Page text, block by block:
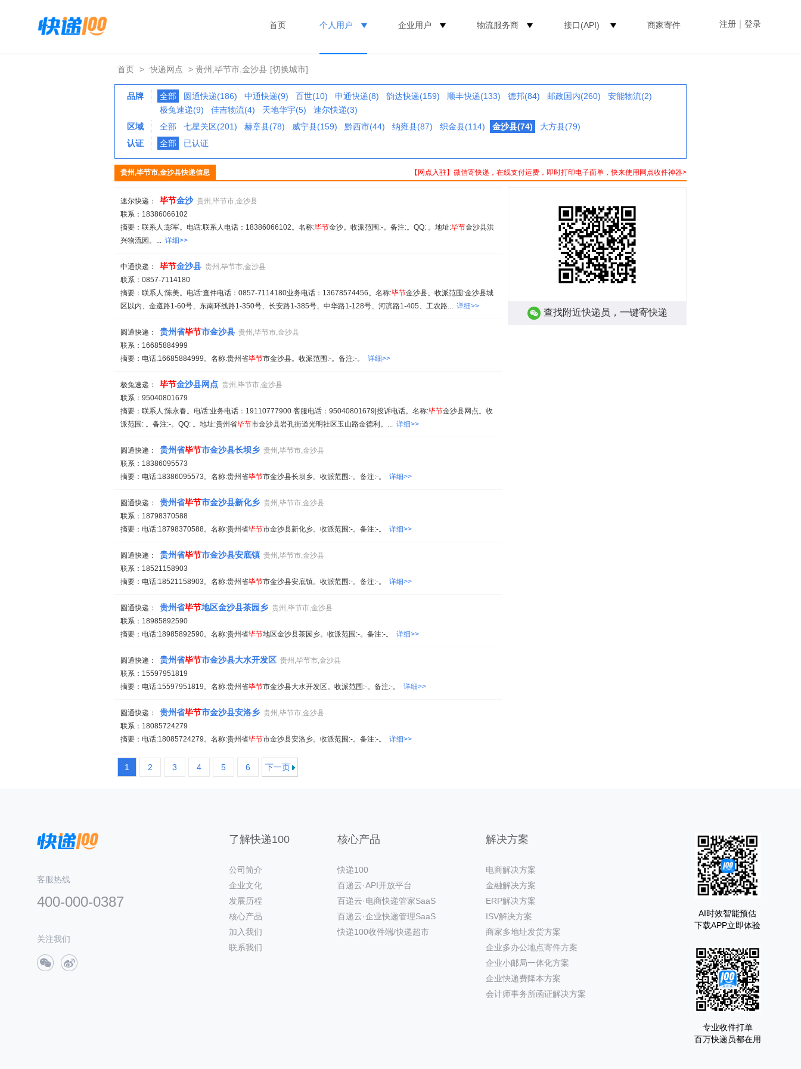
注册 登录
首页 个人用户 企业用户 物流服务商 接口(API) 商家寄件
首页 > 快递网点 > 贵州,毕节市,金沙县 [切换城市]
品牌 全部 圆通快递(186) 中通快递(9) 百世(10) 申通快递(8) 韵达快递(159) 顺丰快递(133) 德邦(84) 邮政国内(260)
安能物流(2)
极兔速递(9)
佳吉物流(4) 天地华宇(5)
速尔快递(3)
区域
全部 七星关区(201) 赫章县(78) 威宁县(159) 黔西市(44) 纳雍县(87) 织金县(114) 金沙县(74)
大方县(79)
认证
全部 已认证
【网点入驻】微信寄快递，在线支付运费，即时打印电子面单，快来使用网点收件神器>
贵州,毕节市,金沙县快递信息
速尔快递： 毕节金沙 贵州,毕节市,金沙县
联系：18386066102
摘要：联系人:彭军。电话:联系人电话：18386066102。名称:毕节金沙。收派范围:-。备注:。QQ: 。地址:毕节金沙县洪
兴物流园。... 详细>>
中通快递： 毕节金沙县 贵州,毕节市,金沙县
联系：0857-7114180
摘要：联系人:陈美。电话:查件电话：0857-7114180业务电话：13678574456。名称:毕节金沙县。收派范围:金沙县城
区以内、金遵路1-60号、东南环线路1-350号、长安路1-385号、中华路1-128号、河滨路1-405、工农路... 详细>>
圆通快递： 贵州省毕节市金沙县 贵州,毕节市,金沙县
联系：16685884999
摘要：电话:16685884999。名称:贵州省毕节市金沙县。收派范围:-。备注:-。 详细>>
极兔速递： 毕节金沙县网点 贵州,毕节市,金沙县
联系：95040801679
摘要：联系人:陈永春。电话:业务电话：19110777900 客服电话：95040801679|投诉电话。名称:毕节金沙县网点。收
派范围: 。备注:-。QQ: 。地址:贵州省毕节市金沙县岩孔街道光明社区玉山路金德利。... 详细>>
圆通快递： 贵州省毕节市金沙县长坝乡 贵州,毕节市,金沙县
联系：18386095573
摘要：电话:18386095573。名称:贵州省毕节市金沙县长坝乡。收派范围:-。备注:-。 详细>>
圆通快递： 贵州省毕节市金沙县新化乡 贵州,毕节市,金沙县
联系：18798370588
摘要：电话:18798370588。名称:贵州省毕节市金沙县新化乡。收派范围:-。备注:-。 详细>>
圆通快递： 贵州省毕节市金沙县安底镇 贵州,毕节市,金沙县
联系：18521158903
摘要：电话:18521158903。名称:贵州省毕节市金沙县安底镇。收派范围:-。备注:-。 详细>>
圆通快递： 贵州省毕节地区金沙县茶园乡 贵州,毕节市,金沙县
联系：18985892590
摘要：电话:18985892590。名称:贵州省毕节地区金沙县茶园乡。收派范围:-。备注:-。 详细>>
圆通快递： 贵州省毕节市金沙县大水开发区 贵州,毕节市,金沙县
联系：15597951819
摘要：电话:15597951819。名称:贵州省毕节市金沙县大水开发区。收派范围:-。备注:-。 详细>>
圆通快递： 贵州省毕节市金沙县安洛乡 贵州,毕节市,金沙县
联系：18085724279
摘要：电话:18085724279。名称:贵州省毕节市金沙县安洛乡。收派范围:-。备注:-。 详细>>
1 2 3 4 5 6 下一页
查找附近快递员，一键寄快递
客服热线
400-000-0387
关注我们
了解快递100
公司简介
企业文化
发展历程
核心产品
加入我们
联系我们
核心产品
快递100
百递云·API开放平台
百递云·电商快递管家SaaS
百递云·企业快递管理SaaS
快递100收件端/快递超市
解决方案
电商解决方案
金融解决方案
ERP解决方案
ISV解决方案
商家多地址发货方案
企业多办公地点寄件方案
企业小邮局一体化方案
企业快递费降本方案
会计师事务所函证解决方案
AI时效智能预估
下载APP立即体验
专业收件打单
百万快递员都在用